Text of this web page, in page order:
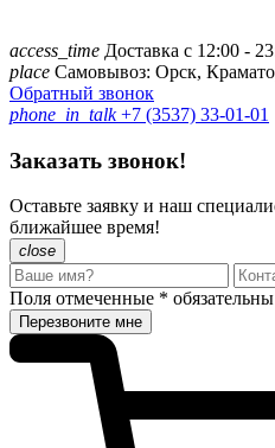
access_time Доставка с 12:00 -
place Самовывоз: Орск,
Обратный звонок
phone_in_talk+7 (3537) 33-01-01
Заказать звонок!
Оставьте заявку и наш
ближайшее время!
close
Поля отмеченные *